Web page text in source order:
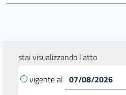
stai visualizzando l'atto
vigente al